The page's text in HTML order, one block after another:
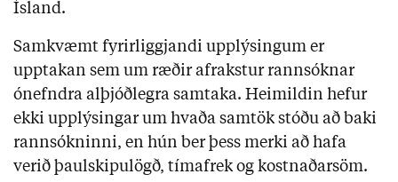
Ísland.
Samkvæmt fyrirliggjandi upplýsingum er
upptakan sem um ræðir afrakstur rannsóknar
ónefndra alþjóðlegra samtaka. Heimildin hefur
ekki upplýsingar um hvaða samtök stóðu að baki
rannsókninni, en hún ber þess merki að hafa
verið þaulskipulögð, tímafrek og kostnaðarsöm.